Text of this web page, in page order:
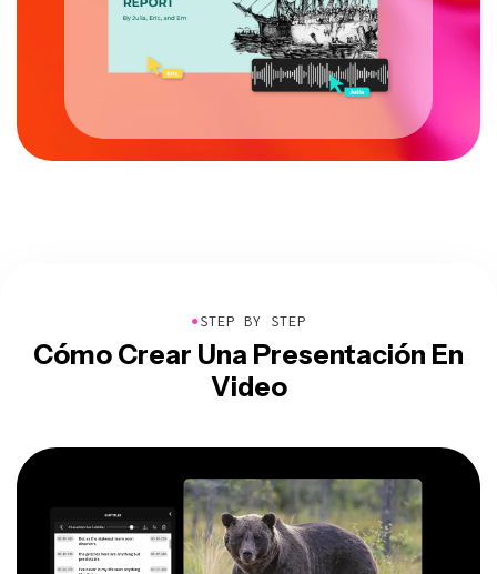
●STEP BY STEP
Cómo Crear Una Presentación En
Video